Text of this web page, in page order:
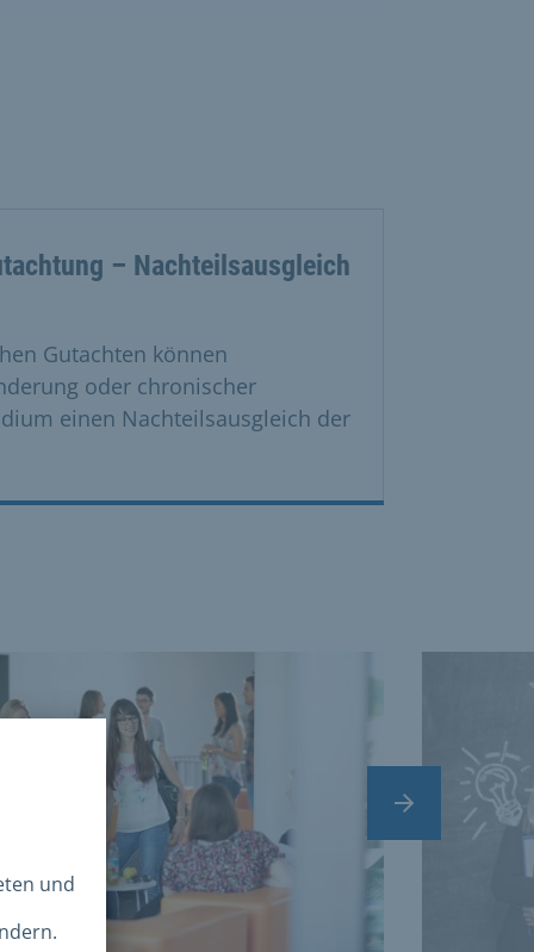
– Nachteilsausgleich
Gutachten können
oder chronischer
einen Nachteilsausgleich der
cards.
Nächster Slide